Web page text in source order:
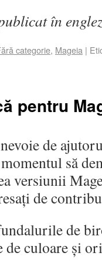
în
categorie, Mageia |
pentru
de
să
versiunii
de
de
culoare și